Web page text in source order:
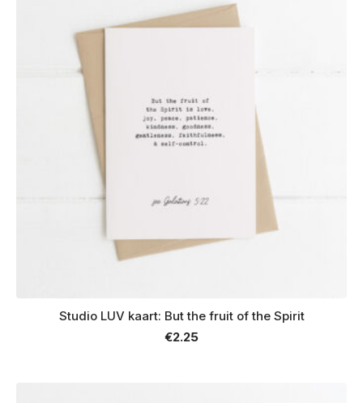
Studio LUV kaart: But the fruit of the Spirit
€2.25